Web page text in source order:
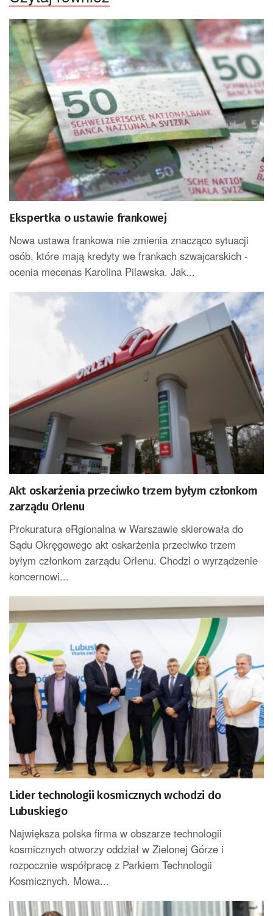
Ekspertka o ustawie frankowej
Nowa ustawa frankowa nie zmienia znacząco sytuacji
osób, które mają kredyty we frankach szwajcarskich -
ocenia mecenas Karolina Pilawska. Jak...
Akt oskarżenia przeciwko trzem byłym członkom
zarządu Orlenu
Prokuratura eRgionalna w Warszawie skierowała do
Sądu Okręgowego akt oskarżenia przeciwko trzem
byłym członkom zarządu Orlenu. Chodzi o wyrządzenie
koncernowi...
Lider technologii kosmicznych wchodzi do
Lubuskiego
Największa polska firma w obszarze technologii
kosmicznych otworzy oddział w Zielonej Górze i
rozpocznie współpracę z Parkiem Technologii
Kosmicznych. Mowa...